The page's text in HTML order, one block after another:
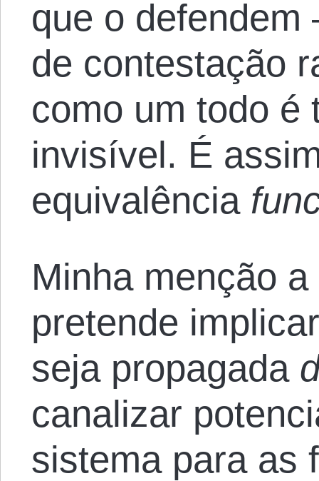
que o defendem
de contestação
como um todo é
invisível. É
equivalência
Minha menção a
pretende
seja propagada
canalizar
sistema para as